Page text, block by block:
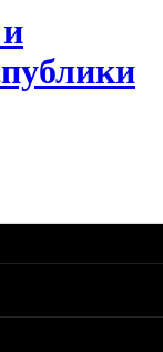
обратная связь